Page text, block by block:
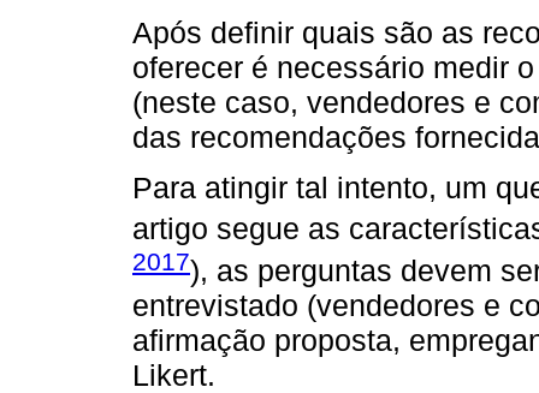
Após definir quais são as
oferecer é necessário medir
(neste caso, vendedores e
das recomendações
Para atingir tal intento, um
artigo segue as
2017), as perguntas devem
entrevistado (vendedores e
afirmação proposta,
Likert.